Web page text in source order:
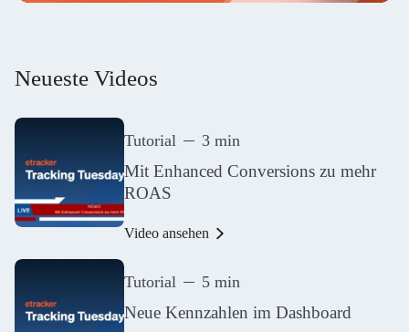
Neueste Videos
Tutorial 3 min
Mit Enhanced Conversions zu mehr
ROAS
Video ansehen
Tutorial 5 min
Neue Kennzahlen im Dashboard